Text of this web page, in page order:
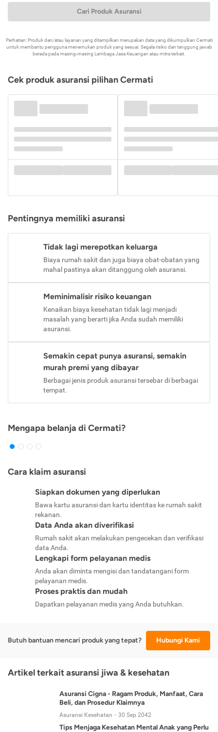
Cari Produk Asuransi
Perhatian: Produk dan/atau layanan yang ditampilkan merupakan data yang dikumpulkan Cermati
untuk membantu pengguna menemukan produk yang sesuai. Segala risiko dan tanggung jawab
berada pada masing-masing Lembaga Jasa Keuangan atau mitra terkait.
Cek produk asuransi pilihan Cermati
Pentingnya memiliki asuransi
Tidak lagi merepotkan keluarga
Biaya rumah sakit dan juga biaya obat-obatan yang
mahal pastinya akan ditanggung oleh asuransi.
Meminimalisir risiko keuangan
Kenaikan biaya kesehatan tidak lagi menjadi
masalah yang berarti jika Anda sudah memiliki
asuransi.
Semakin cepat punya asuransi, semakin
murah premi yang dibayar
Berbagai jenis produk asuransi tersebar di berbagai
tempat.
Mengapa belanja di Cermati?
Cara klaim asuransi
Siapkan dokumen yang diperlukan
Bawa kartu asuransi dan kartu identitas ke rumah sakit
rekanan.
Data Anda akan diverifikasi
Rumah sakit akan melakukan pengecekan dan verifikasi
data Anda.
Lengkapi form pelayanan medis
Anda akan diminta mengisi dan tandatangani form
pelayanan medis.
Proses praktis dan mudah
Dapatkan pelayanan medis yang Anda butuhkan.
Butuh bantuan mencari produk yang tepat? Hubungi Kami
Artikel terkait asuransi jiwa & kesehatan
Asuransi Cigna - Ragam Produk, Manfaat, Cara
Beli, dan Prosedur Klaimnya
Asuransi Kesehatan 30 Sep 2042
Tips Menjaga Kesehatan Mental Anak yang Perlu